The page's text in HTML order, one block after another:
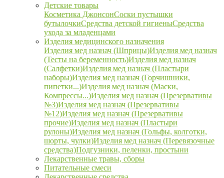
Детские товары
Косметика ДжонсонСоски пустышки
бутылочкиСредства детской гигиеныСредства
ухода за младенцами
Изделия медицинского назначения
Изделия мед назнач (Шприцы)Изделия мед назнач
(Тесты на беременность)Изделия мед назнач
(Салфетки)Изделия мед назнач (Пластыри
наборы)Изделия мед назнач (Горчишники,
пипетки...)Изделия мед назнач (Маски,
Компрессы...)Изделия мед назнач (Презервативы
№3)Изделия мед назнач (Презервативы
№12)Изделия мед назнач (Презервативы
прочие)Изделия мед назнач (Пластыри
рулоны)Изделия мед назнач (Гольфы, колготки,
шорты, чулки)Изделия мед назнач (Перевязочные
средства)Подгузники, пеленки, простыни
Лекарственные травы, сборы
Питательные смеси